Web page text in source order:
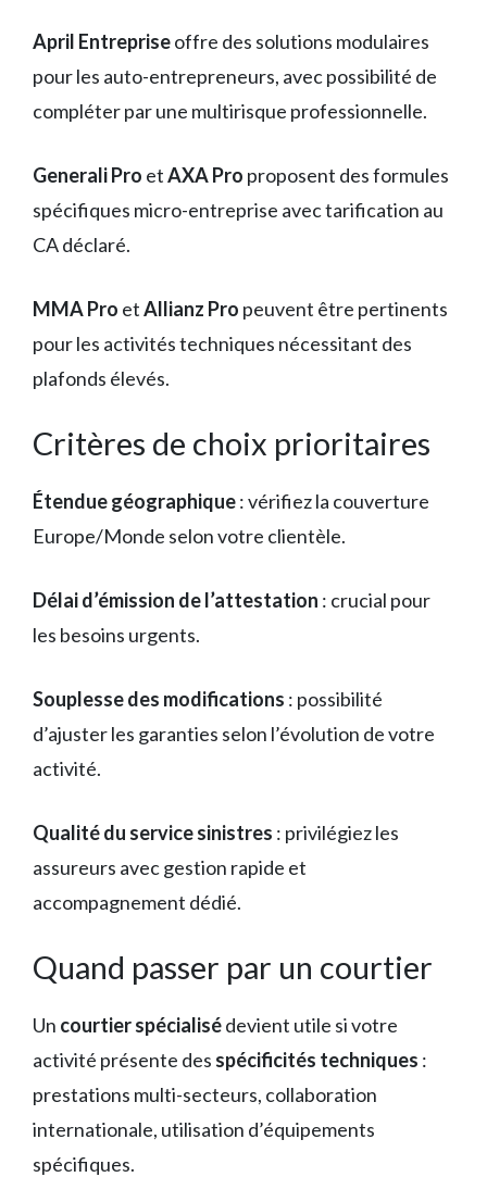
April Entrepriseoffre des solutions modulaires
pour les auto-entrepreneurs, avec possibilité de
compléter par une multirisque professionnelle.
Generali Pro etAXA Pro proposent des formules
spécifiques micro-entreprise avec tarification au
CA déclaré.
MMA Pro etAllianz Pro peuvent être pertinents
pour les activités techniques nécessitant des
plafonds élevés.
Critères de choix prioritaires
Étendue géographique: vérifiez la couverture
Europe/Monde selon votre clientèle.
Délai d’émission de l’attestation : crucial pour
les besoins urgents.
Souplesse des modifications : possibilité
d’ajuster les garanties selon l’évolution de votre
activité.
Qualité du service sinistres : privilégiez les
assureurs avec gestion rapide et
accompagnement dédié.
Quand passer par un courtier
Un courtier spécialisédevient utile si votre
activité présente des spécificités techniques :
prestations multi-secteurs, collaboration
internationale, utilisation d’équipements
spécifiques.